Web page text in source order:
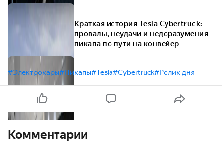
Краткая история Tesla Cybertruck:
провалы, неудачи и недоразумения
пикапа по пути на конвейер
#Электрокары#Пикапы#Tesla#Cybertruck#Ролик дня
Комментарии